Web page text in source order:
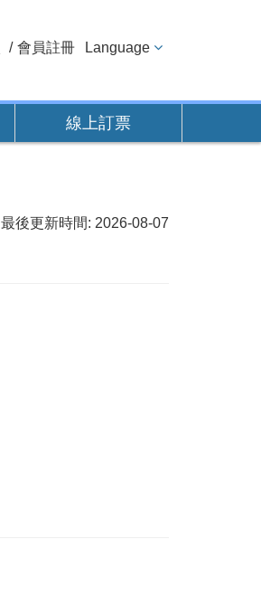
會員註冊 Language
線上訂票
最後更新時間: 2026-08-07